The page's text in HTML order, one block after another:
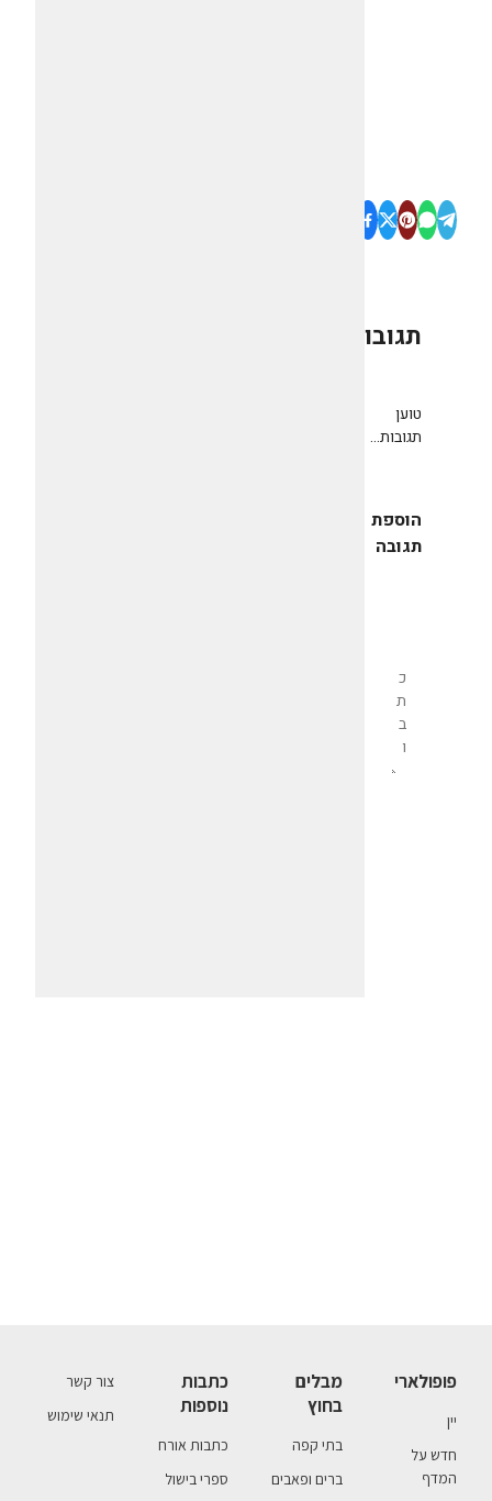
תגובות
טוען
תגובות...
הוספת
תגובה
פופולארי
יין
חדש על
המדף
מבלים
בחוץ
בתי קפה
ברים ופאבים
כתבות
נוספות
כתבות אורח
ספרי בישול
צור קשר
תנאי שימוש